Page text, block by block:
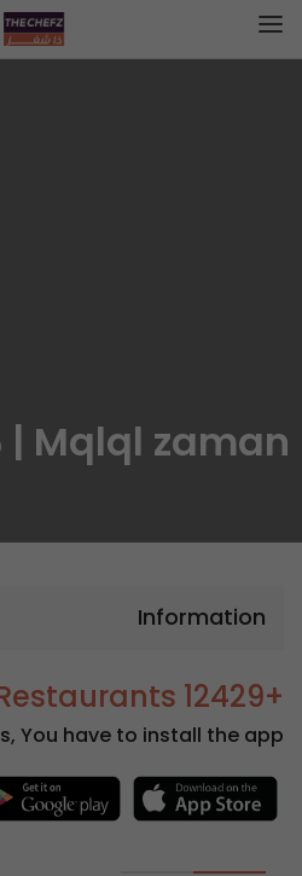
Mqlql zaman | مقلقل زمان
Information
+12429 Restaurants
You have to install the app.